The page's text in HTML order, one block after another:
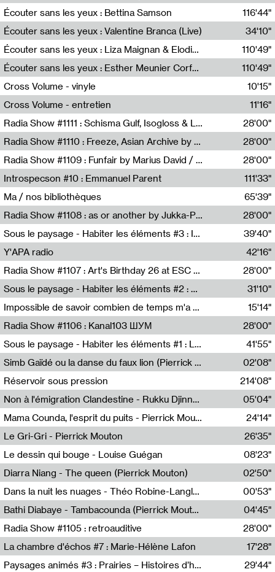
Écouter sans les yeux : Bettina Samson
Bettina Samson
116'44"
Écouter sans les yeux : Valentine Branca (Live)
Valentine Branca
34'10"
Écouter sans les yeux : Liza Maignan & Elodie Lecat
Liza Maignan,Elodie Lecat
110'49"
Écouter sans les yeux : Esther Meunier Corfdyr
Esther Meunier Corfdyr
110'49"
Cross Volume - vinyle
10'15"
Cross Volume - entretien
11'16"
Radia Show #1111 : Schisma Gulf, Isogloss & Lament For The Old Clock By Harvey Young / Resonance
Resonance
28'00"
Radia Show #1110 : Freeze, Asian Archive by Avita Maheen / Radio Worm
Radio WORM
28'00"
Radia Show #1109 : Funfair by Marius David / JET FM
Jet FM
28'00"
Introspecson #10 : Emmanuel Parent
Pierre Henry,Emmanuel Parent
111'33"
Ma / nos bibliothèques
Sarah Tritz,Elene Lapiashivili,Justin Marconnet,Mateo Cuche,Esther Lechevalier,Suzie Lecroart,Romance Castelet
65'39"
Radia Show #1108 : as or another by Jukka-Pekka Kervinen / Rádio Zero
Radio Zero
28'00"
Sous le paysage - Habiter les éléments #3 : Interprétations, rituels et symboliques des éléments
Nastassja Martin
39'40"
Y'APA radio
Pierrick Mouton
42'16"
Radia Show #1107 : Art's Birthday 26 at ESC - Medien Kunst Labor
Radio Helsinki
28'00"
Sous le paysage - Habiter les éléments #2 : Vers le tournant élémentaire
Nastassja Martin
31'10"
Impossible de savoir combien de temps m'a échappé
Mélanie Blaison,Mateo Cuin
15'14"
Radia Show #1106 : Kanal103 ШУМ
Kanal103
28'00"
Sous le paysage - Habiter les éléments #1 : Les éléments et les débordements du vivant
Nastassja Martin
41'55"
Simb Gaïdé ou la danse du faux lion (Pierrick Mouton)
Pierrick Mouton,Simb Gaïdé
02'08"
Réservoir sous pression
214'08"
Non à l'émigration Clandestine - Rukku Djinne Squad (Eden Tinto Collins)
Eden Tinto Collins,Rukku Djinne
05'04"
Mama Counda, l'esprit du puits - Pierrick Mouton
Pierrick Mouton
24'14"
Le Gri-Gri - Pierrick Mouton
Pierrick Mouton
26'35"
Le dessin qui bouge - Louise Guégan
Louise Guégan
08'23"
Diarra Niang - The queen (Pierrick Mouton)
Pierrick Mouton,Diarra Niang
02'50"
Dans la nuit les nuages - Théo Robine-Langlois
Théo Robine-Langlois,LD Beat
00'53"
Bathi Diabaye - Tambacounda (Pierrick Mouton)
Pierrick Mouton,Bathi Diabaye
04'45"
Radia Show #1105 : retroauditive
Soundart Radio
28'00"
La chambre d'échos #7 : Marie-Hélène Lafon
Revue Les Chambres,Marie-Hélène Lafon
17'28"
Paysages animés #3 : Prairies – Histoires d’herbes et d’humains
29'44"